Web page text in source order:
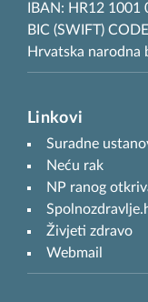
IBAN: HR12
BIC (SWIFT)
Hrvatska narodna
Linkovi
Suradne
Neću rak
NP ranog
Živjeti zdravo
Webmail